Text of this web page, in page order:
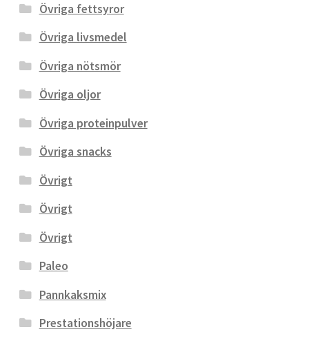
Övriga fettsyror
Övriga livsmedel
Övriga nötsmör
Övriga oljor
Övriga proteinpulver
Övriga snacks
Övrigt
Övrigt
Övrigt
Paleo
Pannkaksmix
Prestationshöjare